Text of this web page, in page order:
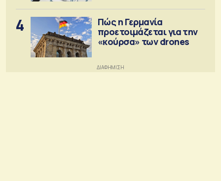
4
Πώς η Γερμανία
προετοιμάζεται για την
«κούρσα» των drones